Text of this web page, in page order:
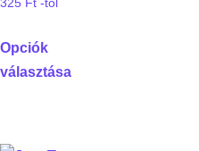
325 Ft -tól
Opciók
választása